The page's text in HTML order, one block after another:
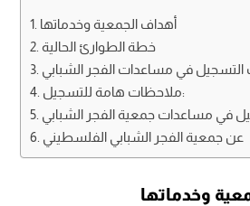
أهداف الجمعية وخدماتها
خطة الطوارئ الحالية
في مساعدات الفجر الشبابي
ملاحظات هامة للتسجيل:
في مساعدات جمعية الفجر الشبابي
عن جمعية الفجر الشبابي الفلسطيني
وخدماتها